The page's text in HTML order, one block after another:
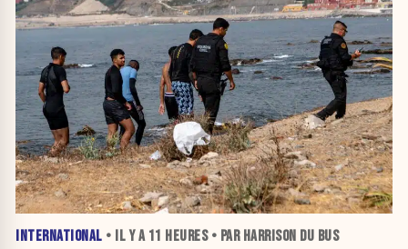
INTERNATIONAL • IL Y A 11 HEURES• PAR HARRISON DU BUS